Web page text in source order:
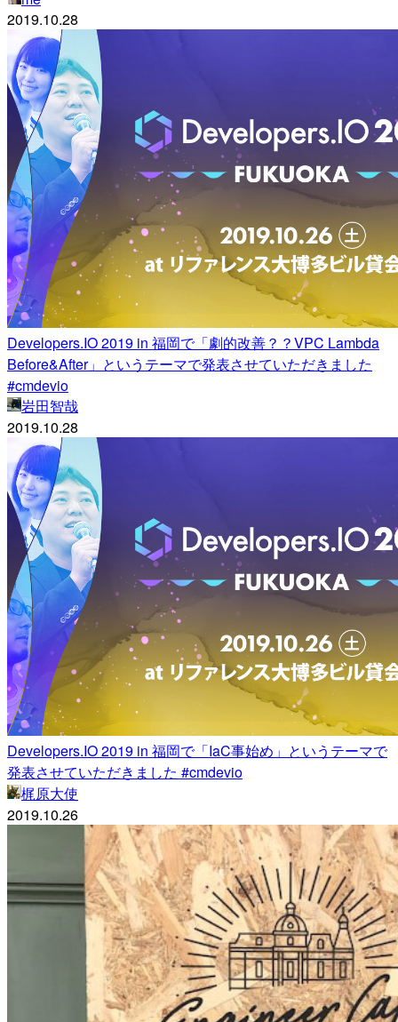
2019.10.28
Developers.IO 2019 in 福岡で「劇的改善？？VPC Lambda
Before&After」というテーマで発表させていただきました
#cmdevio
岩田智哉
2019.10.28
Developers.IO 2019 in 福岡で「IaC事始め」というテーマで
発表させていただきました #cmdevio
梶原大使
2019.10.26